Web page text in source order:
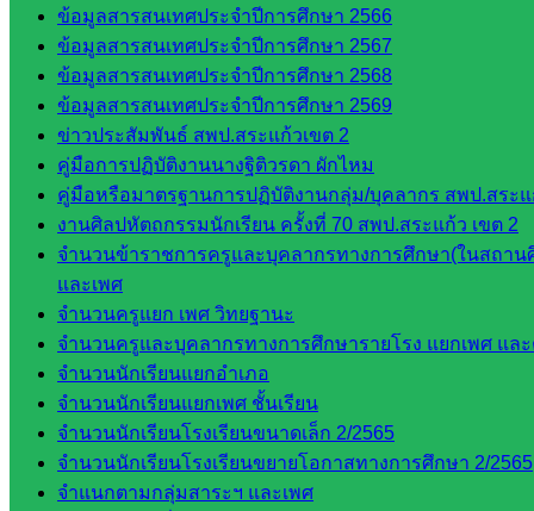
ข้อมูลสารสนเทศประจำปีการศึกษา 2566
ข้อมูลสารสนเทศประจำปีการศึกษา 2567
ข้อมูลสารสนเทศประจำปีการศึกษา 2568
ข้อมูลสารสนเทศประจำปีการศึกษา 2569
ข่าวประสัมพันธ์ สพป.สระแก้วเขต 2
คู่มือการปฏิบัติงานนางฐิติวรดา ผักไหม
คู่มือหรือมาตรฐานการปฏิบัติงานกลุ่ม/บุคลากร สพป.สระแ
งานศิลปหัตถกรรมนักเรียน ครั้งที่ 70 สพป.สระแก้ว เขต 2
จำนวนข้าราชการครูและบุคลากรทางการศึกษา(ในสถาน
และเพศ
จำนวนครูแยก เพศ วิทยฐานะ
จำนวนครูและบุคลากรทางการศึกษารายโรง แยกเพศ แล
จำนวนนักเรียนแยกอำเภอ
จำนวนนักเรียนแยกเพศ ชั้นเรียน
จำนวนนักเรียนโรงเรียนขนาดเล็ก 2/2565
จำนวนนักเรียนโรงเรียนขยายโอกาสทางการศึกษา 2/2565
จำแนกตามกลุ่มสาระฯ และเพศ
เทคนิค
วังน้ำเย็น
กศน.สระแก้ว
เว็บไซต์
กลุ่มงาน
ใน
สำนักงาน
มอำนวย
การ
บริหาร
งานงาน